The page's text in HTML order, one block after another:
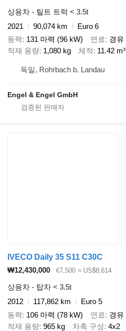
상용차 - 틸트 트럭 < 3.5t
2021
90,074 km
Euro 6
동력
131 마력 (96 kW) 연료
경유
적재 용량 1,080 kg 체적 11.42 m³
독일, Rohrbach b. Landau
Engel & Engel GmbH
IVECO Daily 35 S11 C30C
₩12,430,000
€7,500 ≈ US$8,614
상용차 - 탑차 < 3.5t
2012
117,862 km
Euro 5
동력
106 마력 (78 kW) 연료
경유
적재 용량 965 kg 차축 구성 4x2